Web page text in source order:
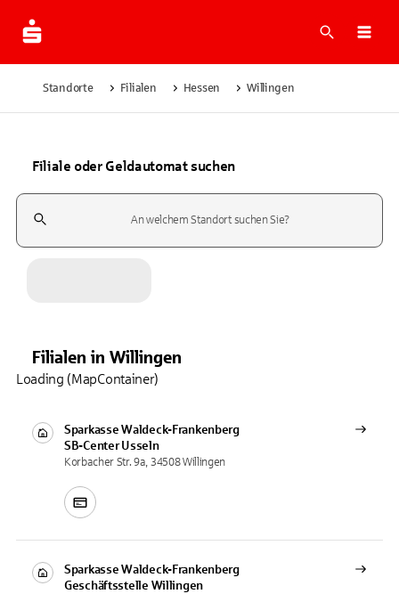
Suche
Standorte Filialen Hessen Willingen
Filiale oder Geldautomat suchen
Suchfeld
Filialen in Willingen
Sparkasse Waldeck-Frankenberg
SB-Center Usseln
Korbacher Str. 9a, 34508 Willingen
Sparkasse Waldeck-Frankenberg
Geschäftsstelle Willingen
Loading (MapContainer)